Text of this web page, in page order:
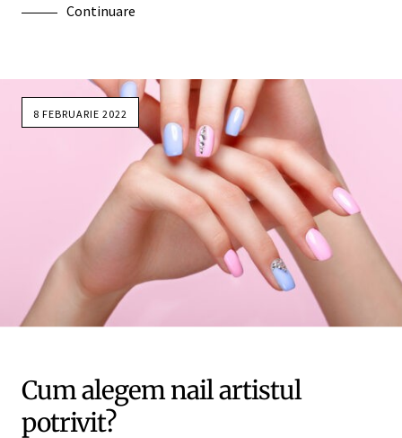
Continuare
8 FEBRUARIE 2022
Cum alegem nail artistul
potrivit?